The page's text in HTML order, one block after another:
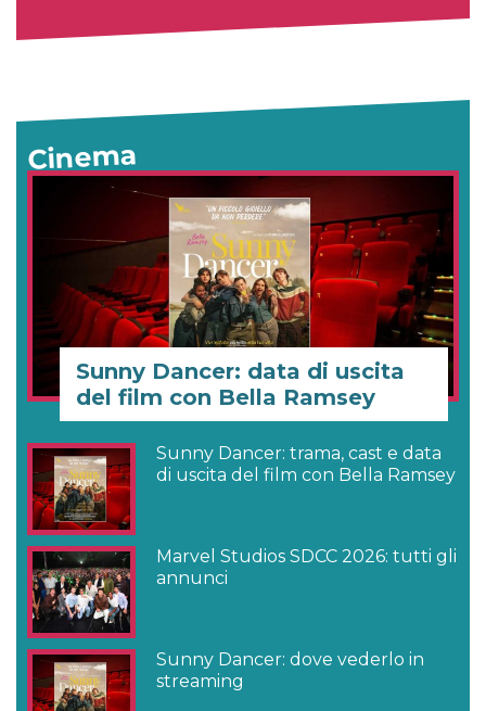
Cinema
Sunny Dancer: data di uscita
del film con Bella Ramsey
Sunny Dancer: trama, cast e data
di uscita del film con Bella Ramsey
Marvel Studios SDCC 2026: tutti gli
annunci
Sunny Dancer: dove vederlo in
streaming